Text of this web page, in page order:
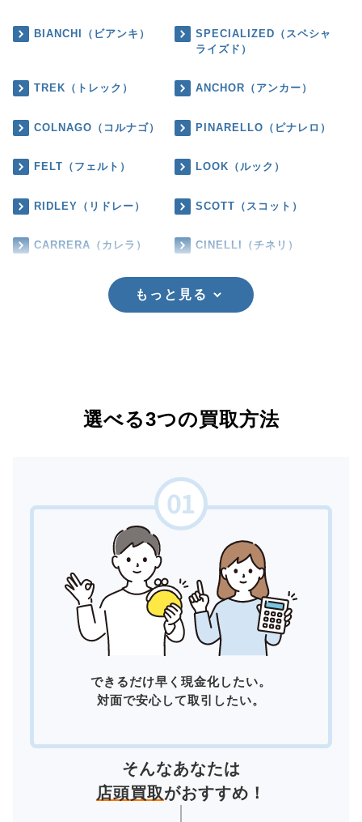
BIANCHI（ビアンキ）
SPECIALIZED（スペシャ
ライズド）
TREK（トレック） ANCHOR（アンカー）
COLNAGO（コルナゴ） PINARELLO（ピナレロ）
FELT（フェルト） LOOK（ルック）
RIDLEY（リドレー） SCOTT（スコット）
CARRERA（カレラ） CINELLI（チネリ）
もっと見る
選べる3つの買取方法
できるだけ早く現金化したい。
対面で安心して取引したい。
そんなあなたは
店頭買取がおすすめ！